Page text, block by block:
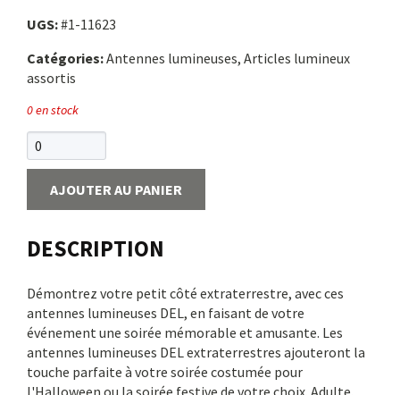
UGS:#1-11623
Catégories:Antennes lumineuses, Articles lumineux
assortis
0 en stock
AJOUTER AU PANIER
DESCRIPTION
Démontrez votre petit côté extraterrestre, avec ces
antennes lumineuses DEL, en faisant de votre
événement une soirée mémorable et amusante. Les
antennes lumineuses DEL extraterrestres ajouteront la
touche parfaite à votre soirée costumée pour